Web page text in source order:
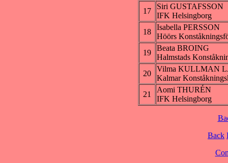
17
Siri GUSTAFSSON
IFK Helsingborg
18
Isabella PERSSON
Höörs
19
Beata BROING
Halmstads
20
Vilma KULLMAN
Kalmar
21
Aomi THURÉN
IFK Helsingborg
Back